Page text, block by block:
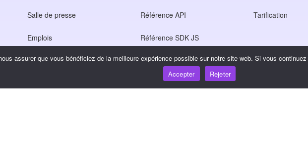
Salle de presse
Emplois
Conditions d'utilisation
Référence API
Référence SDK JS
Tarification
assurer que vous bénéficiez de la meilleure expérience possible sur notre site web. Si vous
Accepter
Rejeter